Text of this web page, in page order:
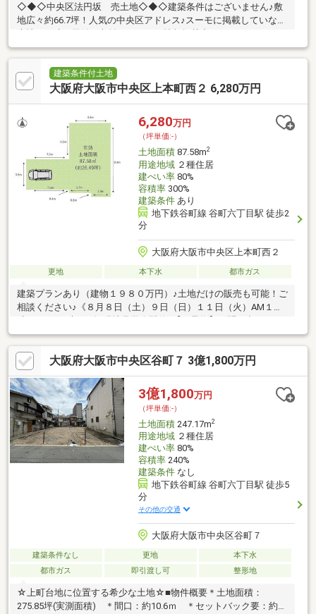
◇◆◇中央区法円坂 売土地◇◆◇建築条件はございません♪敷
地広々約66.7坪！人気の中央区アドレス♪スーモに掲載していない
売地・戸建・民泊・収益マンション情報掲載中♪ →
https://www.grace-h.jp/更地渡し、前道６ｍ以上、建築条件なし
☆グレースハウジングは大阪心斎橋の不動産業者です。戸建て用
地、中古戸建て、新 築一戸建てからマンションや工場、倉庫、ビ
ルまで、不動産購入、売却の事なら何でもご相談下さい☆
建築条件付土地
大阪府大阪市中央区上本町西２ 6,280万円
6,280万円
（坪単価:-）
土地面積87.58m2
用途地域２種住居
建ぺい率80%
容積率300%
建築条件あり
地下鉄谷町線 谷町六丁目駅 徒歩2
分
大阪府大阪市中央区上本町西２
更地 本下水 都市ガス
建築プランあり（建物１９８０万円）♪土地だけの販売も可能！ご
相談ください♪《８月８日（土）９日（日）１１日（火）AM１０
時～PM１７時まで》現地見学会開催♪【要予約】お問い合わせお
待ちしております♪◎中央区に一戸建登場！◎駅近徒歩2分！忙し
い朝も大助かり♪◎何かと便利な空堀商店街入り口まで徒歩1分
♪◎空堀桃谷公園すぐ近く♪◎幼稚園、学校、病院など必要な施設
は全て徒歩圏内♪◎建築プランは広々4LDK、圧巻の12帖洋室にリ
ビングも20帖あるゆとりの間取り♪◎二世帯や民泊プランもご用
意♪☆☆不動産購入、売却の事なら何でもグレースハウジングに
ご相談下さい☆☆
大阪府大阪市中央区谷町７ 3億1,800万円
3億1,800万円
（坪単価:-）
土地面積247.17m2
用途地域２種住居
建ぺい率80%
容積率240%
建築条件なし
地下鉄谷町線 谷町六丁目駅 徒歩5
分
その他の交通
大阪府大阪市中央区谷町７
建築条件なし 更地
本下水
都市ガス
即引渡し可 整形地
☆上町台地に位置する希少な土地☆■物件概要＊土地面積：
275.85坪(実測面積) ＊間口：約10.6ｍ ＊セットバック要：約